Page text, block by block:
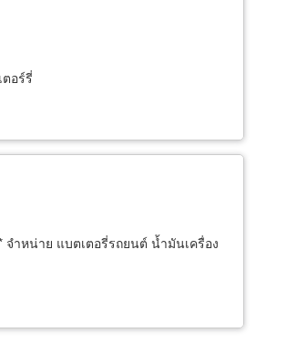
อร์รี่
ำหน่าย แบตเตอรี่รถยนต์ น้ำมันเครื่อง